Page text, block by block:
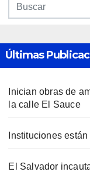
Últimas
Inician obras de
la calle El Sauce
Instituciones
El Salvador